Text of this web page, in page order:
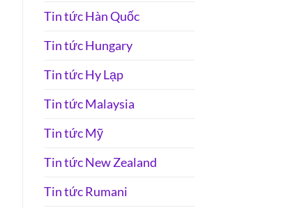
Tin tức Hàn Quốc
Tin tức Hungary
Tin tức Hy Lạp
Tin tức Malaysia
Tin tức Mỹ
Tin tức New Zealand
Tin tức Rumani